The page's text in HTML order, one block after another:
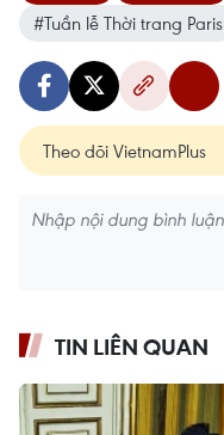
#Tuần lễ Thời trang Paris
Theo dõi VietnamPlus
TIN LIÊN QUAN